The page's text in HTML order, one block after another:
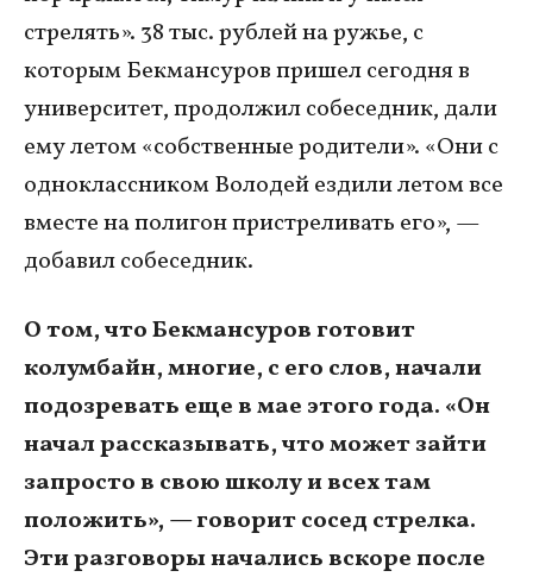
стрелять». 38 тыс. рублей на ружье, с
которым Бекмансуров пришел сегодня в
университет, продолжил собеседник, дали
ему летом «собственные родители». «Они с
одноклассником Володей ездили летом все
вместе на полигон пристреливать его», —
добавил собеседник.
О том, что Бекмансуров готовит
колумбайн, многие, с его слов, начали
подозревать еще в мае этого года. «Он
начал рассказывать, что может зайти
запросто в свою школу и всех там
положить», — говорит сосед стрелка.
Эти разговоры начались вскоре после